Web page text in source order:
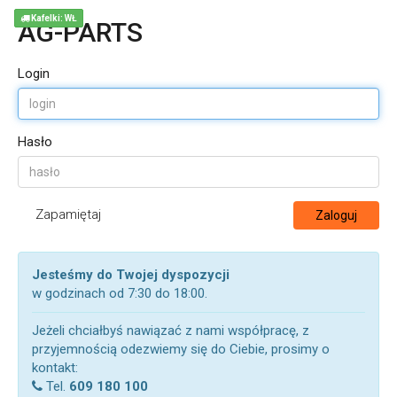
AG-PARTS
Login
Hasło
Zapamiętaj Zaloguj
Jesteśmy do Twojej dyspozycji
w godzinach od 7:30 do 18:00.
Jeżeli chciałbyś nawiązać z nami współpracę, z
przyjemnością odezwiemy się do Ciebie, prosimy o
kontakt:
Tel. 609 180 100
Kafelki: WŁ